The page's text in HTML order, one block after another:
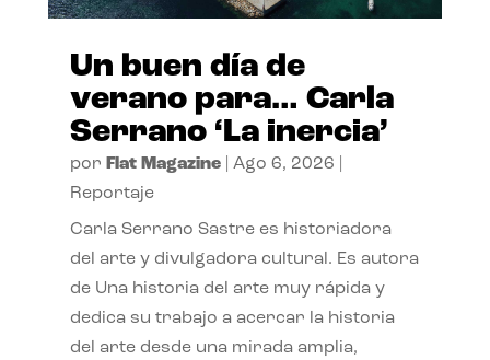
Un buen día de
verano para… Carla
Serrano ‘La inercia’
por Flat Magazine| Ago 6, 2026
Reportaje
Carla Serrano Sastre es historiadora
del arte y divulgadora cultural. Es autora
de Una historia del arte muy rápida y
dedica su trabajo a acercar la historia
del arte desde una mirada amplia,